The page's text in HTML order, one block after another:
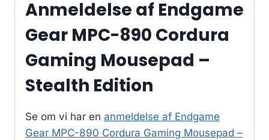
Anmeldelse af Endgame
Gear MPC-890 Cordura
Gaming Mousepad –
Stealth Edition
Se om vi har en anmeldelse af Endgame
Gear MPC-890 Cordura Gaming Mousepad –